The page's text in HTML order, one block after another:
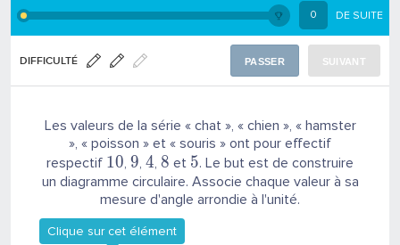
FICHES DE COURS 0 DE SUITE
DIFFICULTÉ PASSER SUIVANT
Les valeurs de la série « chat », « chien », « hamster
», « poisson » et « souris » ont pour effectif
respectif 10, 9, 4, 8 et 5. Le but est de construire
un diagramme circulaire. Associe chaque valeur à sa
mesure d'angle arrondie à l'unité.
Clique sur cet élément